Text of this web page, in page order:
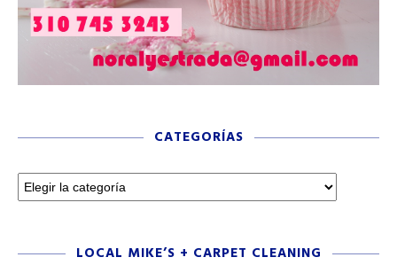
CATEGORÍAS
LOCAL MIKE’S + CARPET CLEANING